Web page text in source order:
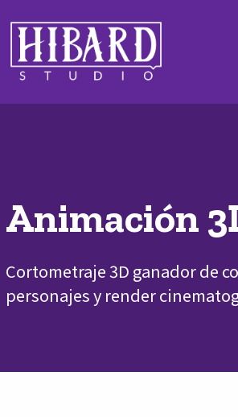
Animación
Cortometraje 3D ganador de
personajes y render